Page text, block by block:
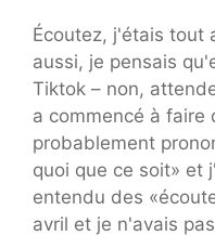
Écoutez, j'étais tout
aussi, je pensais
Tiktok – non,
a commencé à faire
probablement
quoi que ce soit» et
entendu des
avril et je n'avais